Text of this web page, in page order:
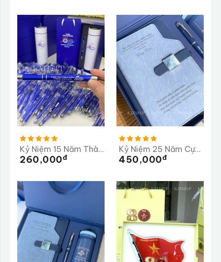
Kỷ Niệm 15 Năm Thành Lập Trường Tiểu Học Ngọc Linh
260,000Đ
Kỷ Niệm 25 Năm Cựu Học Sinh Trường THPT Thống Nhất A
450,000Đ